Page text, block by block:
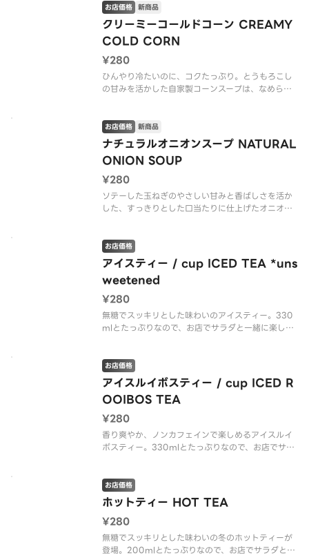
※アレルゲン情報はCRISP SALAD WORKSの公式
ウェブサイトでご確認ください。
※水分が出てしまうの
クリーミーコールドコーン CREAMY
COLD CORN
お店価格 新商品
¥280
ひんやり冷たいのに、コクたっぷり。とうもろこし
の甘みを活かした自家製コーンスープは、なめらか
プ！
※アレルゲン情報はCRISP SALAD WORKSの公式
ウェブサイ
ナチュラルオニオンスープ NATURAL
ONION SOUP
お店価格 新商品
¥280
ソテーした玉ねぎのやさしい甘みと香ばしさを活か
した、すっきりとした口当たりに仕上げたオニオン
心と身体にやさしいスープなんです。（v ヴィーガ
ン）
※アレルゲン情報はC
アイスティー / cup ICED TEA *uns
weetened
お店価格
¥280
無糖でスッキリとした味わいのアイスティー。330
mlとたっぷりなので、お店でサラダと一緒に楽しん
※アレルゲン情報はCRISP SALAD WORKSの公式
ウェブサイトでご確認ください。
アイスティー / cup（v Vegan）
アイスルイボスティー / cup ICED R
OOIBOS TEA
お店価格
¥280
香り爽やか、ノンカフェインで楽しめるアイスルイ
ボスティー。330mlとたっぷりなので、お店でサラ
※アレルゲン情報はCRISP SALAD WORKSの公式
ウェブサイトでご確認ください。
アイスルイボスティー /
ホットティー HOT TEA
お店価格
¥280
無糖でスッキリとした味わいの冬のホットティーが
登場。200mlとたっぷりなので、お店でサラダと一